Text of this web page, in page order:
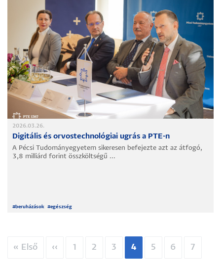
2026.03.26.
Digitális és orvostechnológiai ugrás a PTE-n
A Pécsi Tudományegyetem sikeresen befejezte azt az átfogó,
3,8 milliárd forint összköltségű ...
# beruházások #egészség
Oldalszámozás
Első
« Első
Előző
‹‹ Oldal
1 Oldal
2 Oldal
3
Jelenlegi
4 Oldal
5 Oldal
6 Oldal
7